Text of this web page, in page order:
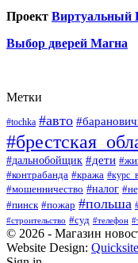
Проект Виртуальный
Выбор дверей Магна
Метки
#tochka #авто
#дальнобойщик #дети
#контрабанда #кража
#мошенничество #налог
#пинск #пожар #польша
#строительство #суд #телефон
© 2026 - Магазин
Website Design: